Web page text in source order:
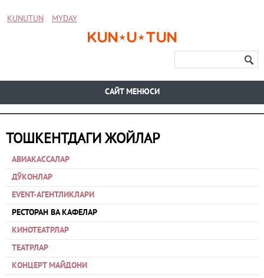
KUNUTUN MYDAY
CАЙТ МЕНЮСИ
ТОШКЕНТДАГИ ЖОЙЛАР
АВИАКАССАЛАР
ДЎКОНЛАР
EVENT-АГЕНТЛИКЛАРИ
РЕСТОРАН ВА КАФЕЛАР
КИНОТЕАТРЛАР
ТЕАТРЛАР
КОНЦЕРТ МАЙДОНИ